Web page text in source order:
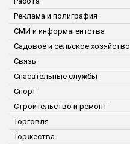
Реклама и полиграфия
СМИ и информагентства
Садовое и сельское хозяйство
Связь
Спасательные службы
Спорт
Строительство и ремонт
Торговля
Торжества